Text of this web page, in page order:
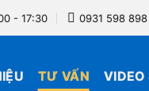
- 17:30 0931 598 898
TƯ VẤN VIDEO